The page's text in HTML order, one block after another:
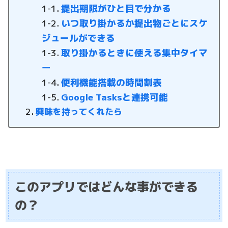
提出期限がひと目で分かる
いつ取り掛かるか提出物ごとにスケ
ジュールができる
取り掛かるときに使える集中タイマ
ー
便利機能搭載の時間割表
Google Tasksと連携可能
興味を持ってくれたら
このアプリではどんな事ができる
の？